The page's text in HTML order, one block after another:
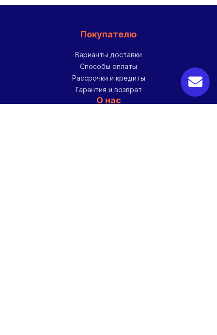
Покупателю
Варианты доставки
Способы оплаты
Рассрочки и кредиты
Гарантия и возврат
О нас